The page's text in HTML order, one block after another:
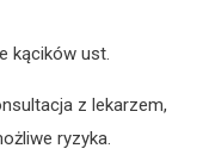
kącików ust.
z lekarzem,
ryzyka.